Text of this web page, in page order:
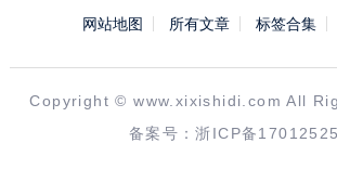
网站地图 所有文章 标签合集
Copyright ©www.xixishidi.com All
备案号：浙ICP备